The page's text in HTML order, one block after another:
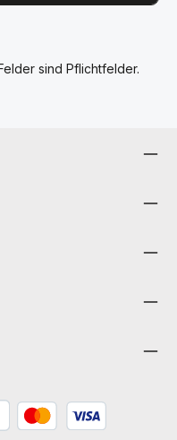
sind Pflichtfelder.